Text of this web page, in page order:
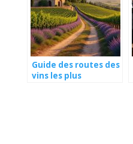
Guide des routes des
vins les plus